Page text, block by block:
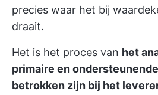
precies waar het bij
draait.
Het is het proces van het
primaire en
betrokken zijn bij het